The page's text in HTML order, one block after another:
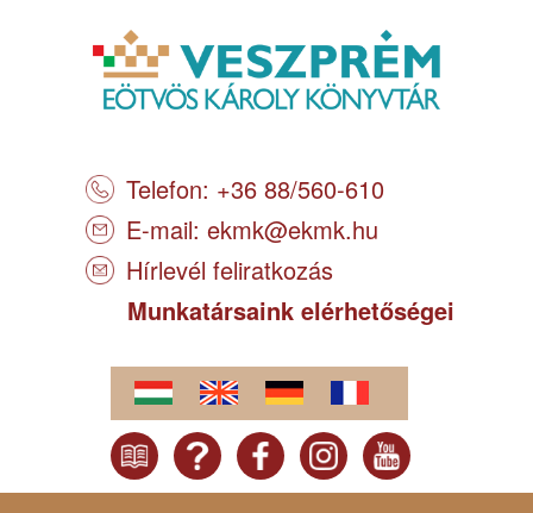
Telefon: +36 88/560-610
E-mail: ekmk@ekmk.hu
Hírlevél feliratkozás
Munkatársaink elérhetőségei